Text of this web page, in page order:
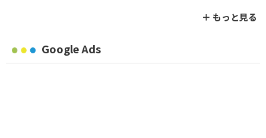
＋ もっと見る
Google Ads